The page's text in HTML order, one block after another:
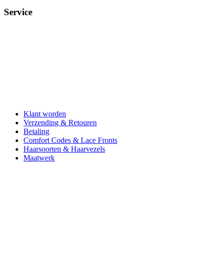
Service
Klant worden
Verzending & Retouren
Betaling
Comfort Codes & Lace Fronts
Haarsoorten & Haarvezels
Maatwerk